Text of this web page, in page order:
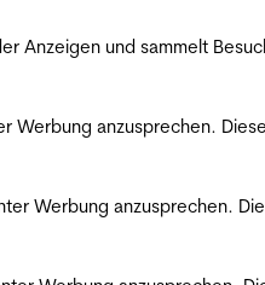
Anzeigen und sammelt
anzusprechen.
Werbung anzusprechen.